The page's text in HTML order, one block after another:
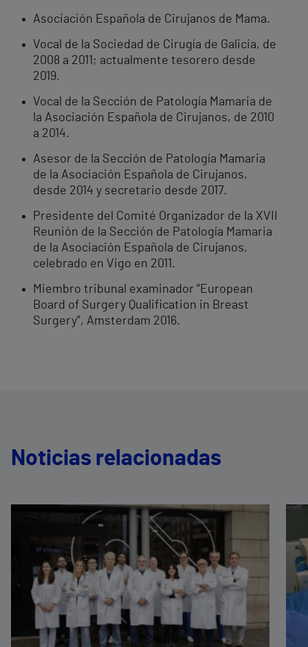
Asociación Española de Cirujanos de Mama.
Vocal de la Sociedad de Cirugía de Galicia, de
2008 a 2011; actualmente tesorero desde
2019.
Vocal de la Sección de Patología Mamaria de
la Asociación Española de Cirujanos, de 2010
a 2014.
Asesor de la Sección de Patología Mamaria
de la Asociación Española de Cirujanos,
desde 2014 y secretario desde 2017.
Presidente del Comité Organizador de la XVII
Reunión de la Sección de Patología Mamaria
de la Asociación Española de Cirujanos,
celebrado en Vigo en 2011.
Miembro tribunal examinador “European
Board of Surgery Qualification in Breast
Surgery”, Amsterdam 2016.
Noticias relacionadas